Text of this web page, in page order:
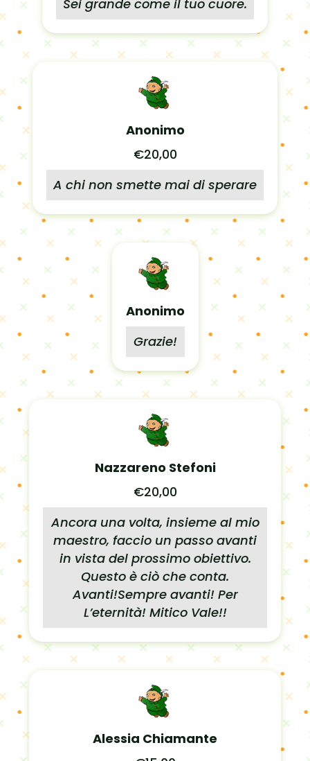
Sei grande come il tuo cuore.
Anonimo
€20,00
A chi non smette mai di sperare
Anonimo
Grazie!
Nazzareno Stefoni
€20,00
Ancora una volta, insieme al mio
maestro, faccio un passo avanti
in vista del prossimo obiettivo.
Questo è ciò che conta.
Avanti!Sempre avanti! Per
L’eternità! Mitico Vale!!
Alessia Chiamante